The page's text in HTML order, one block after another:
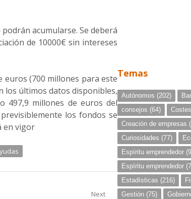
acumularse. Se deberá
de 10000€ sin intereses
euros (700 millones para este
los últimos datos disponibles,
497,9 millones de euros del
los fondos se
en vigor
Next
Temas
Autónomos (202)
consejos (64) Costes
Creación de empresas
Curiosidades (77)
Espíritu emprendedor
Espíritu emprendedor
Estadísticas (216)
Gestión (75)